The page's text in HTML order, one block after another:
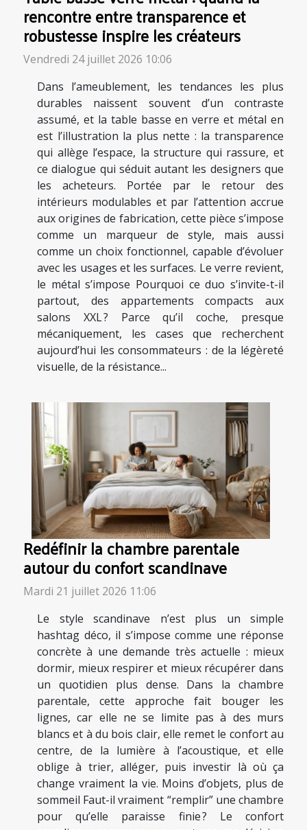
rencontre entre transparence et
robustesse inspire les créateurs
Vendredi 24 juillet 2026 10:06
Dans l’ameublement, les tendances les plus
durables naissent souvent d’un contraste
assumé, et la table basse en verre et métal en
est l’illustration la plus nette : la transparence
qui allège l’espace, la structure qui rassure, et
ce dialogue qui séduit autant les designers que
les acheteurs. Portée par le retour des
intérieurs modulables et par l’attention accrue
aux origines de fabrication, cette pièce s’impose
comme un marqueur de style, mais aussi
comme un choix fonctionnel, capable d’évoluer
avec les usages et les surfaces. Le verre revient,
le métal s’impose Pourquoi ce duo s’invite-t-il
partout, des appartements compacts aux
salons XXL ? Parce qu’il coche, presque
mécaniquement, les cases que recherchent
aujourd’hui les consommateurs : de la légèreté
visuelle, de la résistance...
Redéfinir la chambre parentale
autour du confort scandinave
Mardi 21 juillet 2026 11:06
Le style scandinave n’est plus un simple
hashtag déco, il s’impose comme une réponse
concrète à une demande très actuelle : mieux
dormir, mieux respirer et mieux récupérer dans
un quotidien plus dense. Dans la chambre
parentale, cette approche fait bouger les
lignes, car elle ne se limite pas à des murs
blancs et à du bois clair, elle remet le confort au
centre, de la lumière à l’acoustique, et elle
oblige à trier, alléger, puis investir là où ça
change vraiment la vie. Moins d’objets, plus de
sommeil Faut-il vraiment “remplir” une chambre
pour qu’elle paraisse finie ? Le confort